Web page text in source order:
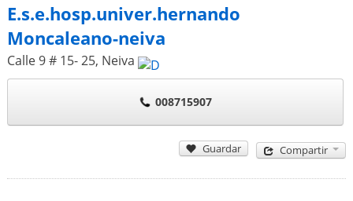
E.s.e.hosp.univer.hernando
Moncaleano-neiva
Calle 9 # 15- 25, Neiva
008715907
Guardar Compartir